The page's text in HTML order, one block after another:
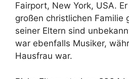
Fairport, New York, USA.
großen christlichen Familie
seiner Eltern sind
war ebenfalls Musiker,
Hausfrau war.